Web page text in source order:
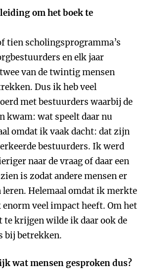
om het boek te
tien scholingsprogramma’s
en elk jaar
van de twintig mensen
Dus ik heb veel
met bestuurders waarbij de
kwam: wat speelt daar nu
omdat ik vaak dacht: dat zijn
bestuurders. Ik werd
naar de vraag of daar een
is zodat andere mensen er
Helemaal omdat ik merkte
enorm veel impact heeft. Om het
te krijgen wilde ik daar ook de
bij betrekken.
wat mensen gesproken dus?